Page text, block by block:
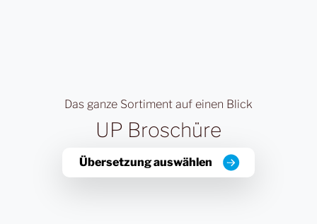
Das ganze Sortiment auf einen Blick
UP Broschüre
Übersetzung auswählen